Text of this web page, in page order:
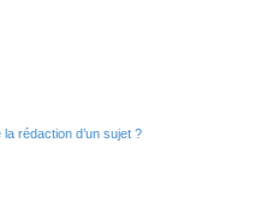
rédaction d’un sujet ?